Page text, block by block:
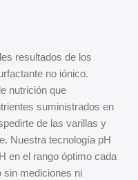
resultados de los
no iónico.
nutrición que
suministrados en
de las varillas y
Nuestra tecnología pH
en el rango óptimo cada
sin mediciones ni